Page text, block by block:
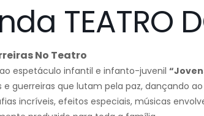
TEATRO
No Teatro
espetáculo infantil e infanto-juvenil
e guerreiras que lutam pela paz, dançando
incríveis, efeitos especiais, músicas